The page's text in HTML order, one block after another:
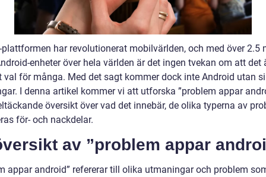
har revolutionerat mobilvärlden, och med över 2.5
enheter över hela världen är det ingen tvekan om att det
val för många. Med det sagt kommer dock inte Android utan
I denna artikel kommer vi att utforska ”problem appar
översikt över vad det innebär, de olika typerna av
för- och nackdelar.
av ”problem appar
appar android” refererar till olika utmaningar och problem